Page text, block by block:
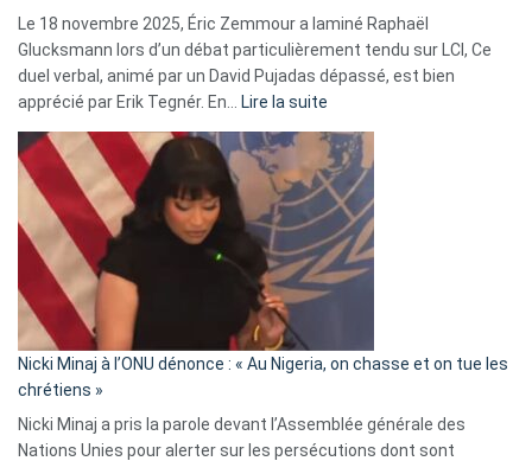
fake
news
»
Le 18 novembre 2025, Éric Zemmour a laminé Raphaël
Glucksmann lors d’un débat particulièrement tendu sur LCI, Ce
duel verbal, animé par un David Pujadas dépassé, est bien
apprécié par Erik Tegnér. En… Lire la suite
Tegnér
exulte
« Zemmour
a
tout
parle
ses
tripes »
Nicki Minaj à l’ONU dénonce : « Au Nigeria, on chasse et on tue les
chrétiens »
Nicki Minaj a pris la parole devant l’Assemblée générale des
Nations Unies pour alerter sur les persécutions dont sont